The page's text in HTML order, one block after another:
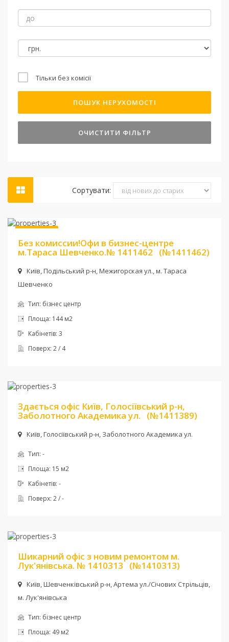
Тільки без комісії
ПОШУК НЕРУХОМОСТІ
ОЧИСТИТИ ФІЛЬТР
Сортувати:
Без комиссии!Офи в бизнес-центре
м.Тараса Шевченко.№ 1411462 (№1411462)
Київ, Подільський р-н, Межигорская ул., м. Тараса
Шевченко
Тип: бізнес центр
Площа: 144 м2
Кабінетів: 3
Поверх: 2 / 4
Здається офіс Київ, Голосіївський р-н,
Заболотного Академика ул. (№1411389)
Київ, Голосіївський р-н, Заболотного Академика ул.
Тип: -
Площа: 15 м2
Кабінетів: -
Поверх: 2 / -
Шикарний офіс з новим ремонтом м.
Лук'янівська. № 1410313 (№1410313)
Київ, Шевченкiвський р-н, Артема ул./Січових Стрільців,
м. Лук'янівська
Тип: бізнес центр
Площа: 49 м2